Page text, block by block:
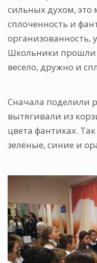
сильных духом, это
сплоченность и
организованность,
Школьники прошли
весело, дружно и
Сначала поделили
вытягивали из
цвета фантиках.
зелёные, синие и